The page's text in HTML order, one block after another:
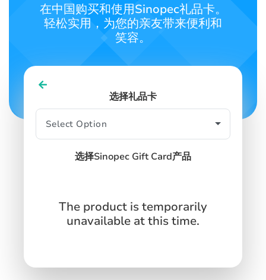
中文
SIGN INSIGN UP
在中国购买和使用Sinopec礼品卡。
轻松实用，为您的亲友带来便利和
笑容。
选择礼品卡
选择Sinopec Gift Card产品
The product is temporarily
unavailable at this time.